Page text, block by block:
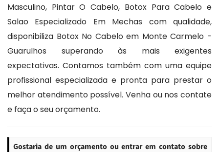
Masculino, Pintar O Cabelo, Botox Para Cabelo e
Salao Especializado Em Mechas com qualidade,
disponibiliza Botox No Cabelo em Monte Carmelo -
Guarulhos superando às mais exigentes
expectativas. Contamos também com uma equipe
profissional especializada e pronta para prestar o
melhor atendimento possível. Venha ou nos contate
e faça o seu orçamento.
Gostaria de um orçamento ou entrar em contato sobre